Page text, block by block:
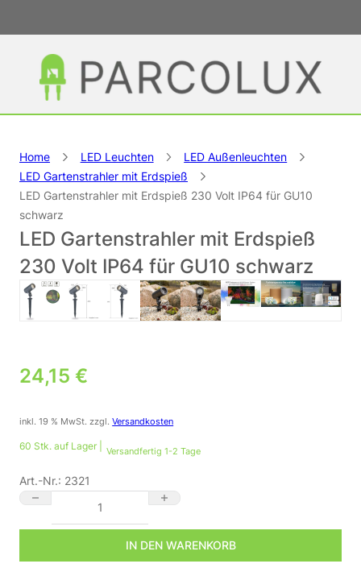
Home LED Leuchten
LED Außenleuchten
LED Gartenstrahler mit Erdspieß
LED Gartenstrahler mit Erdspieß 230 Volt IP64 für GU10
schwarz
LED Gartenstrahler mit Erdspieß
230 Volt IP64 für GU10 schwarz
24,15 €
inkl. 19 % MwSt. zzgl.Versandkosten
60 Stk. auf Lager | Versandfertig 1-2 Tage
Art.-Nr.: 2321
LED Gartenstrahler mit Erdspieß 230 Volt IP64 für GU10
IN DEN WARENKORB